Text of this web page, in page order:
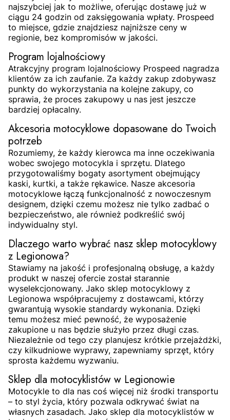
najszybciej jak to możliwe, oferując dostawę już w
ciągu 24 godzin od zaksięgowania wpłaty. Prospeed
to miejsce, gdzie znajdziesz najniższe ceny w
regionie, bez kompromisów w jakości.
Program lojalnościowy
Atrakcyjny program lojalnościowy Prospeed nagradza
klientów za ich zaufanie. Za każdy zakup zdobywasz
punkty do wykorzystania na kolejne zakupy, co
sprawia, że proces zakupowy u nas jest jeszcze
bardziej opłacalny.
Akcesoria motocyklowe dopasowane do Twoich
potrzeb
Rozumiemy, że każdy kierowca ma inne oczekiwania
wobec swojego motocykla i sprzętu. Dlatego
przygotowaliśmy bogaty asortyment obejmujący
kaski, kurtki, a także rękawice. Nasze akcesoria
motocyklowe łączą funkcjonalność z nowoczesnym
designem, dzięki czemu możesz nie tylko zadbać o
bezpieczeństwo, ale również podkreślić swój
indywidualny styl.
Dlaczego warto wybrać nasz sklep motocyklowy
z Legionowa?
Stawiamy na jakość i profesjonalną obsługę, a każdy
produkt w naszej ofercie został starannie
wyselekcjonowany. Jako sklep motocyklowy z
Legionowa współpracujemy z dostawcami, którzy
gwarantują wysokie standardy wykonania. Dzięki
temu możesz mieć pewność, że wyposażenie
zakupione u nas będzie służyło przez długi czas.
Niezależnie od tego czy planujesz krótkie przejażdżki,
czy kilkudniowe wyprawy, zapewniamy sprzęt, który
sprosta każdemu wyzwaniu.
Sklep dla motocyklistów w Legionowie
Motocykle to dla nas coś więcej niż środki transportu
– to styl życia, który pozwala odkrywać świat na
własnych zasadach. Jako sklep dla motocyklistów w